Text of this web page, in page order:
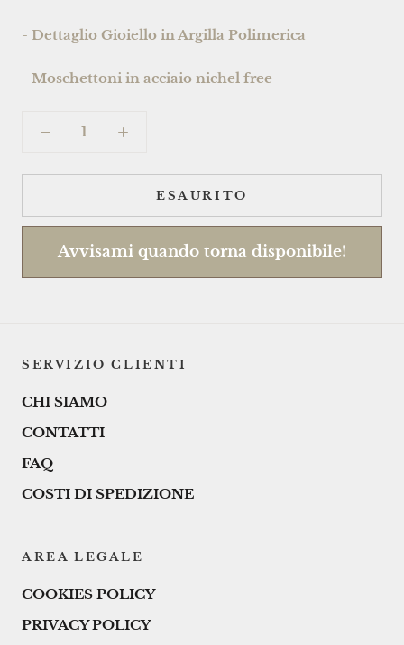
- Dettaglio Gioiello in Argilla Polimerica
- Moschettoni in acciaio nichel free
ESAURITO
Avvisami quando torna disponibile!
SERVIZIO CLIENTI
CHI SIAMO
CONTATTI
FAQ
COSTI DI SPEDIZIONE
AREA LEGALE
COOKIES POLICY
PRIVACY POLICY